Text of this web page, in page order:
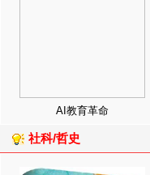
AI教育革命
社科/哲史